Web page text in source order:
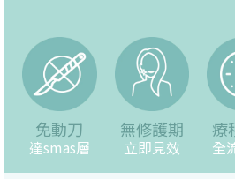
免動刀
達smas層
無修護期
立即見效
療
全